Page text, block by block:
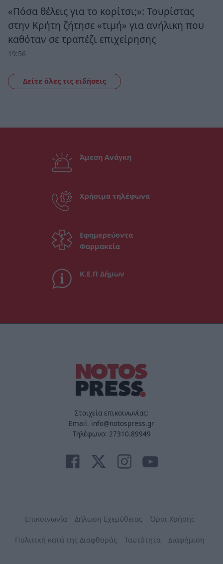
«Πόσα θέλεις για το κορίτσι;»: Τουρίστας
στην Κρήτη ζήτησε «τιμή» για ανήλικη που
καθόταν σε τραπέζι επιχείρησης
19:56
Δείτε όλες τις ειδήσεις
Άμεση Ανάγκη
Χρήσιμα τηλέφωνα
Εφημερεύοντα
Φαρμακεία
Κ.Ε.Π Δήμων
Στοιχεία επικοινωνίας:
Email. info@notospress.gr
Τηλέφωνο: 27310.89949
Επικοινωνία Δήλωση Εχεμύθειας Όροι Χρήσης
Πολιτική κατά της Διαφθοράς Ταυτότητα Διαφήμιση